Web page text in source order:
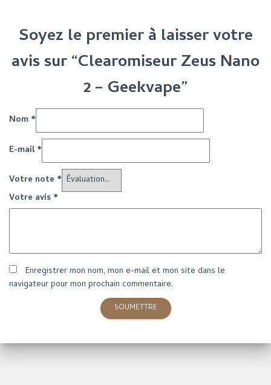
Soyez le premier à laisser votre
avis sur “Clearomiseur Zeus Nano
2 – Geekvape”
Nom *
E-mail*
Votre note *
Votre avis *
Enregistrer mon nom, mon e-mail et mon site dans le
navigateur pour mon prochain commentaire.